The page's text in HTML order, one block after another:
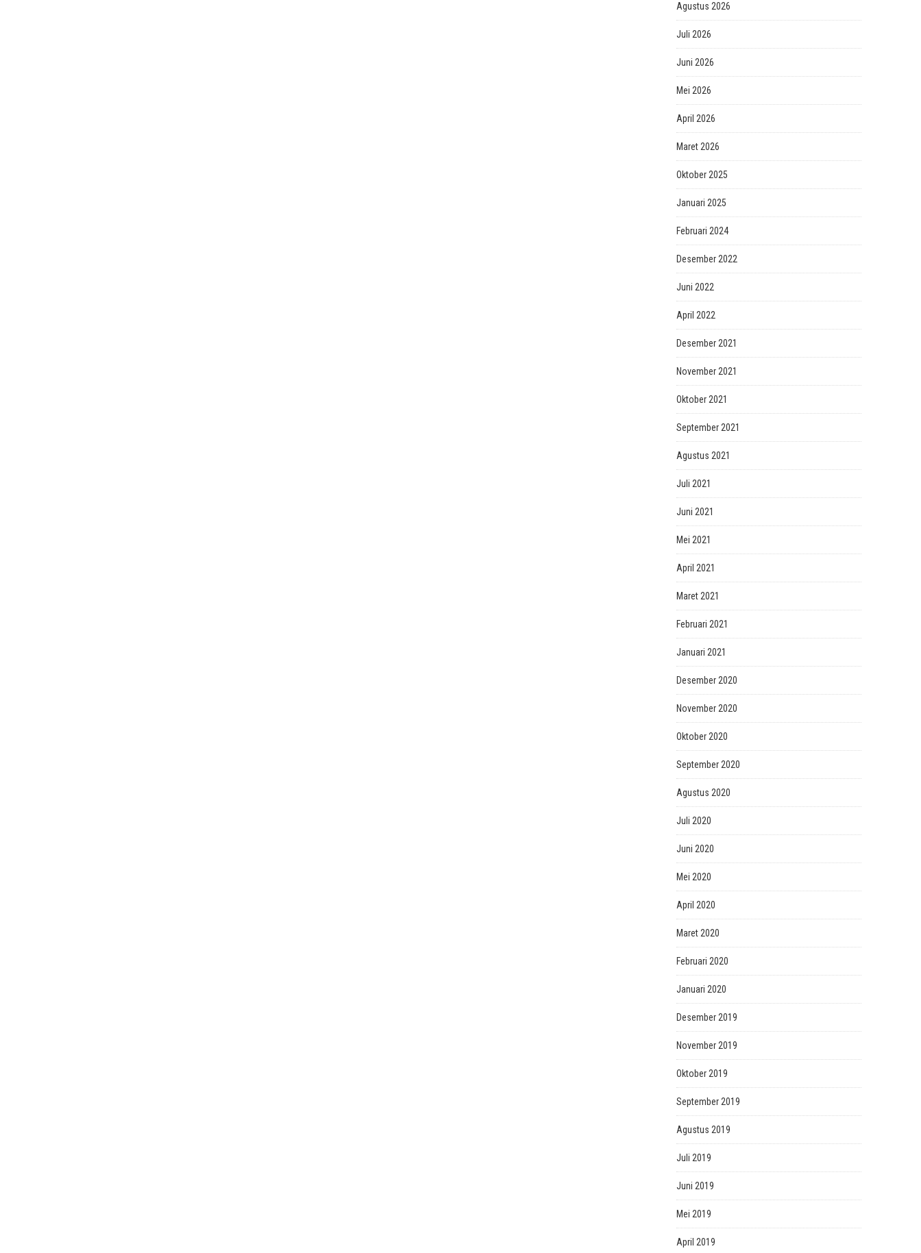
Agustus 2026
Juli 2026
Juni 2026
Mei 2026
April 2026
Maret 2026
Oktober 2025
Januari 2025
Februari 2024
Desember 2022
Juni 2022
April 2022
Desember 2021
November 2021
Oktober 2021
September 2021
Agustus 2021
Juli 2021
Juni 2021
Mei 2021
April 2021
Maret 2021
Februari 2021
Januari 2021
Desember 2020
November 2020
Oktober 2020
September 2020
Agustus 2020
Juli 2020
Juni 2020
Mei 2020
April 2020
Maret 2020
Februari 2020
Januari 2020
Desember 2019
November 2019
Oktober 2019
September 2019
Agustus 2019
Juli 2019
Juni 2019
Mei 2019
April 2019